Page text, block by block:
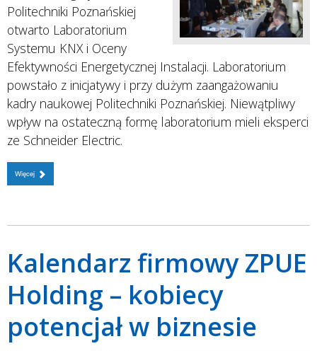
Politechniki Poznańskiej
otwarto Laboratorium
Systemu KNX i Oceny
Efektywności Energetycznej Instalacji. Laboratorium
powstało z inicjatywy i przy dużym zaangażowaniu
kadry naukowej Politechniki Poznańskiej. Niewątpliwy
wpływ na ostateczną formę laboratorium mieli eksperci
ze Schneider Electric.
Więcej
Kalendarz firmowy ZPUE
Holding – kobiecy
potencjał w biznesie